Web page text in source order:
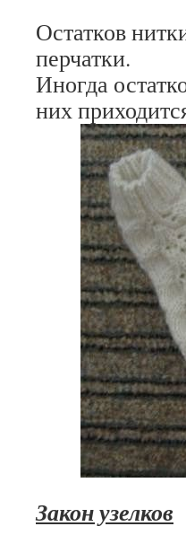
Остатков
перчатки.
Иногда
них
Закон узелков